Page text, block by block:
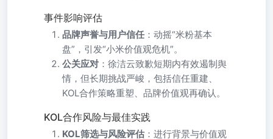
事件影响评估
品牌声誉与用户信任 ：动摇“米粉基本
盘”，引发“小米价值观危机”。
公关应对 ：徐洁云致歉短期内有效遏制舆
情，但长期挑战严峻，包括信任重建、
KOL合作策略重塑、品牌价值观再确认。
KOL合作风险与最佳实践
KOL筛选与风险评估 ：进行背景与价值观